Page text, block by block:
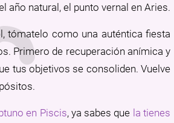
año natural, el punto vernal en Aries.
tómatelo como una auténtica fiesta
Primero de recuperación anímica y
tus objetivos se consoliden. Vuelve
en Piscis, ya sabes que la tienes